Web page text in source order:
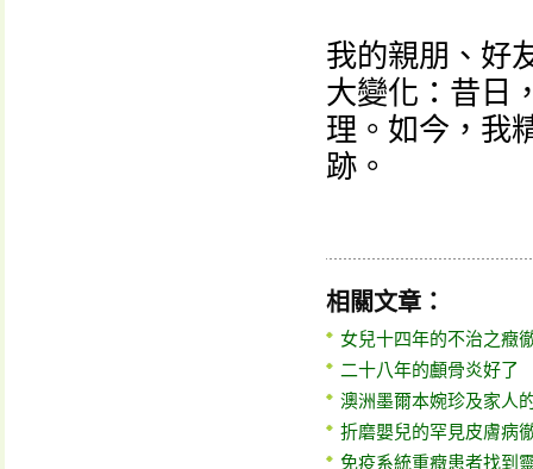
我的親朋、好
大變化：昔日
理。如今，我
跡。
相關文章：
女兒十四年的不治之癥
二十八年的顱骨炎好了
澳洲墨爾本婉珍及家人
折磨嬰兒的罕見皮膚病
免疫系統重癥患者找到